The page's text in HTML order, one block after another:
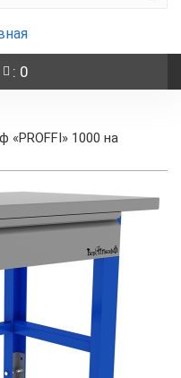
: 0
1000 на